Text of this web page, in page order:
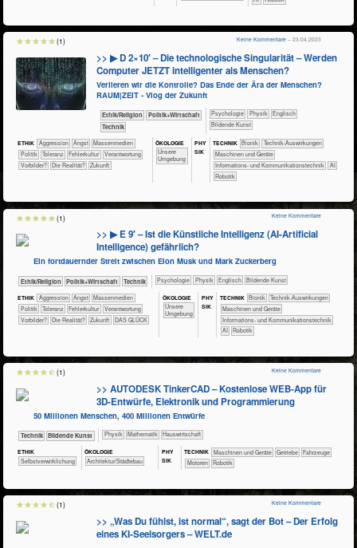
>> ▶ D 2×10′ – Die technologische Singularität – Werden
Computer JETZT intelligenter als Menschen?
Verlieren wir die Kontrolle? Das Ende der Ära der Menschen?
RAUM|ZEIT - Vlog der Zukunft
​​​​​​​​​​Ethik/​Religion
​​​​​​​​​Politik+​Wirtschaft
​Technik
​​​​​​​​​​Psychologie ​​​​​​​Physik
​​​​Englisch
Bildende Kunst
ETHIK ​​​​​​​​​​​​​Aggression ​​​​​​​​​​​​​Angst
​​​​​​​​​Massenmedien
​​​​​​​​​Politik
​​​Toleranz ​​Fehlerkultur
​​Verantwortung
​​Vorbilder?
​Die Realität? ​Zukunft
ÖKO​LOGIE
​​​​​​​​​​​​​Unsere
Umgebung
PHY​
SIK
TECH​NIK ​​​​​​Bionik
​​​​​​Technik-Auswirkungen
​​​​Maschinen und Geräte
​​​Informations- und Kommunikationstechnik
​​AI
Robotik
Keine Kommentare – 23.04.2023
(1)
>> ▶ E 9′ – Ist die Künstliche Intelligenz (AI-Artificial
Intelligence) gefährlich?
Ein fortdauernder Streit zwischen Elon Musk und Mark Zuckerberg
​​​​​​​​​​Ethik/​Religion ​​​​​​​​​Politik+​Wirtschaft ​Technik ​​​​​​​​​​Psychologie ​​​​​​​Physik ​​​​Englisch Bildende Kunst
ETHIK ​​​​​​​​​​​​​Aggression ​​​​​​​​​​​​​Angst
​​​​​​​​​Massenmedien
​​​​​​​​​Politik
​​​Toleranz ​​Fehlerkultur
​​Verantwortung
​​Vorbilder?
​Die Realität? ​Zukunft DAS GLÜCK
ÖKO​LOGIE
​​​​​​​​​​​​​Unsere
Umgebung
PHY​
SIK
TECH​NIK ​​​​​​Bionik
​​​​​​Technik-Auswirkungen
​​​​Maschinen und Geräte
​​​Informations- und Kommunikationstechnik
​​AI
Robotik
Keine Kommentare
(1)
>> AUTODESK TinkerCAD – Kostenlose WEB-App für
3D-Entwürfe, Elektronik und Programmierung
50 Millionen Menschen, 400 Millionen Entwürfe
​Technik Bildende Kunst ​​​​​​​Physik ​​​​​​Mathematik ​Haus­wirtschaft
ETHIK
​​​​​​​​​​​​​​​​​​​​​​​​​​​​​​​​​​​​​​​​Selbst­verwirklichung
ÖKO​LOGIE
​​​Architektur/­Städtebau
PHY​
SIK
TECH​NIK ​​​​Maschinen und Geräte ​​Getriebe
​Fahrzeuge
Motoren
Robotik
Keine Kommentare
(1)
>> „Was Du fühlst, ist normal“, sagt der Bot – Der Erfolg
eines KI-Seelsorgers – WELT.de
Keine Kommentare
(1)